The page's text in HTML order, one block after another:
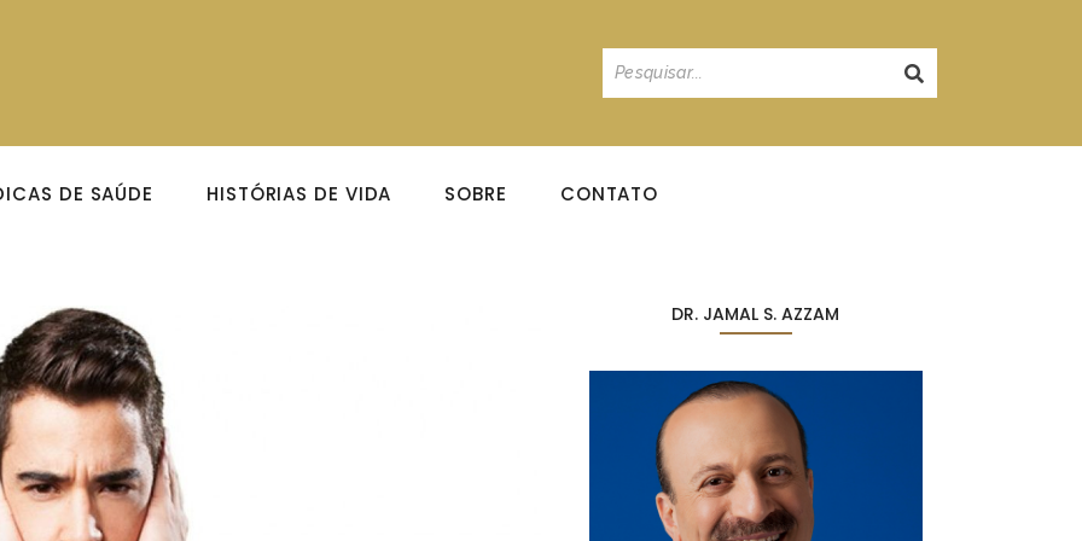
DE SAÚDE HISTÓRIAS DE VIDA SOBRE CONTATO
DR. JAMAL S. AZZAM